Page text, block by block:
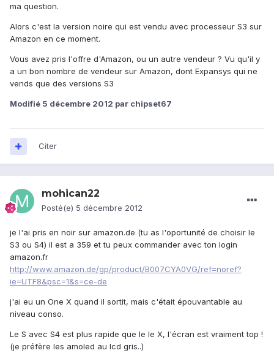
ma question.
Alors c'est la version noire qui est vendu avec processeur S3 sur
Amazon en ce moment.
Vous avez pris l'offre d'Amazon, ou un autre vendeur ? Vu qu'il y
a un bon nombre de vendeur sur Amazon, dont Expansys qui ne
vends que des versions S3
Modifié 5 décembre 2012 par chipset67
Citer
mohican22
Posté(e) 5 décembre 2012
je l'ai pris en noir sur amazon.de (tu as l'oportunité de choisir le
S3 ou S4) il est a 359 et tu peux commander avec ton login
amazon.fr
http://www.amazon.de/gp/product/B007CYA0VG/ref=noref?
ie=UTF8&psc=1&s=ce-de
j'ai eu un One X quand il sortit, mais c'était épouvantable au
niveau conso.
Le S avec S4 est plus rapide que le le X, l'écran est vraiment top !
(je préfère les amoled au lcd gris..)